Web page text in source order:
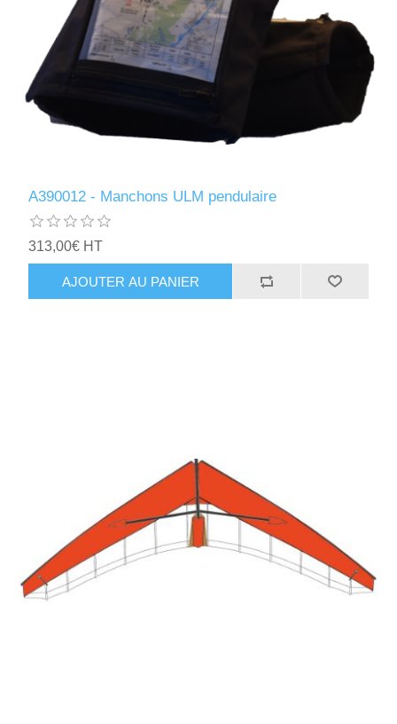
A390012 - Manchons ULM pendulaire
313,00€ HT
AJOUTER AU PANIER